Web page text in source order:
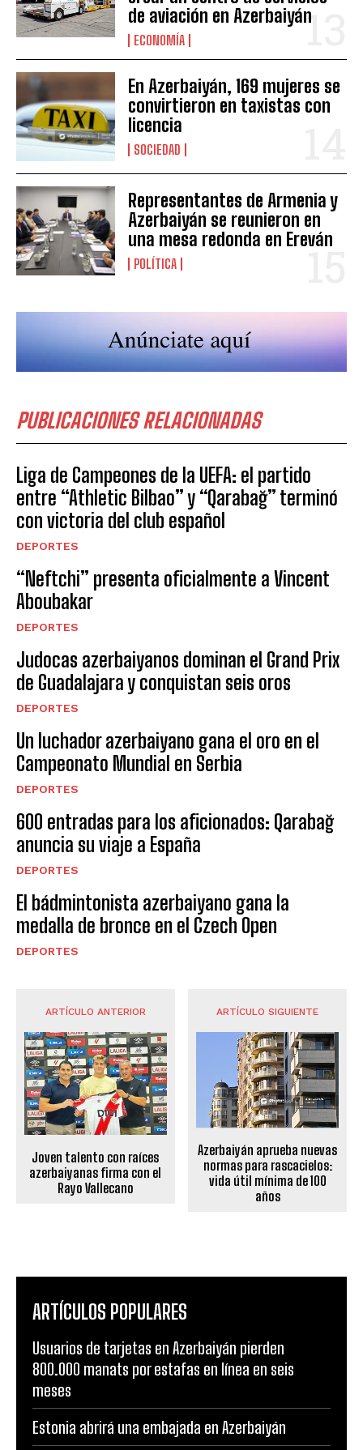
de aviación en Azerbaiyán
ECONOMÍA
En Azerbaiyán, 169 mujeres se
convirtieron en taxistas con
licencia
SOCIEDAD
Representantes de Armenia y
Azerbaiyán se reunieron en
una mesa redonda en Ereván
POLÍTICA
PUBLICACIONES RELACIONADAS
Liga de Campeones de la UEFA: el partido
entre “Athletic Bilbao” y “Qarabağ” terminó
con victoria del club español
DEPORTES
“Neftchi” presenta oficialmente a Vincent
Aboubakar
DEPORTES
Judocas azerbaiyanos dominan el Grand Prix
de Guadalajara y conquistan seis oros
DEPORTES
Un luchador azerbaiyano gana el oro en el
Campeonato Mundial en Serbia
DEPORTES
600 entradas para los aficionados: Qarabağ
anuncia su viaje a España
DEPORTES
El bádmintonista azerbaiyano gana la
medalla de bronce en el Czech Open
DEPORTES
ARTÍCULO ANTERIOR
Joven talento con raíces
azerbaiyanas firma con el
Rayo Vallecano
ARTÍCULO SIGUIENTE
Azerbaiyán aprueba nuevas
normas para rascacielos:
vida útil mínima de 100
años
ARTÍCULOS POPULARES
Usuarios de tarjetas en Azerbaiyán pierden
800.000 manats por estafas en línea en seis
meses
Estonia abrirá una embajada en Azerbaiyán